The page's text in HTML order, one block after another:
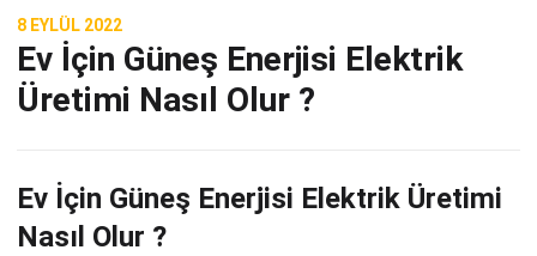
8 EYLÜL 2022
Ev İçin Güneş Enerjisi Elektrik
Üretimi Nasıl Olur ?
Ev İçin Güneş Enerjisi Elektrik Üretimi
Nasıl Olur ?